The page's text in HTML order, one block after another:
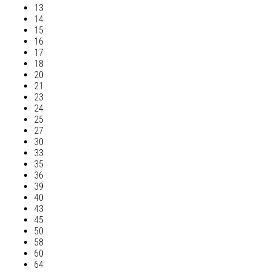
13
14
15
16
17
18
20
21
23
24
25
27
30
33
35
36
39
40
43
45
50
58
60
64